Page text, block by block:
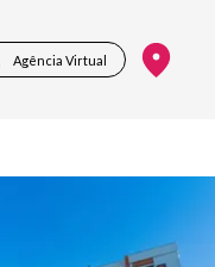
Agência Virtual